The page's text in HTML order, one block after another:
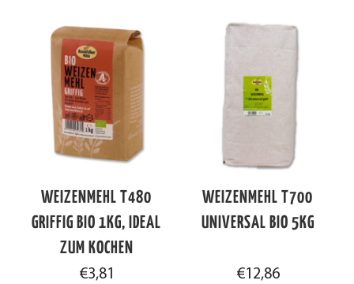
WEIZENMEHL T480
GRIFFIG BIO 1KG, IDEAL
ZUM KOCHEN
€3,81
WEIZENMEHL T700
UNIVERSAL BIO 5KG
€12,86